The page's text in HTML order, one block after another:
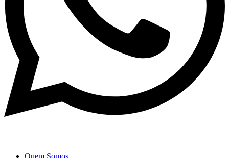
Quem Somos